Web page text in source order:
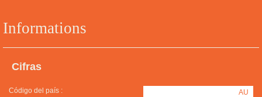
Informations
Cifras
Código del país : AU